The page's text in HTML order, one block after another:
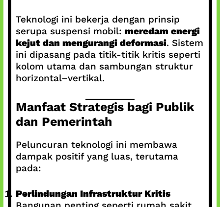
Teknologi ini bekerja dengan prinsip
serupa suspensi mobil: meredam energi
kejut dan mengurangi deformasi. Sistem
ini dipasang pada titik-titik kritis seperti
kolom utama dan sambungan struktur
horizontal–vertikal.
Manfaat Strategis bagi Publik
dan Pemerintah
Peluncuran teknologi ini membawa
dampak positif yang luas, terutama
pada:
Perlindungan Infrastruktur Kritis